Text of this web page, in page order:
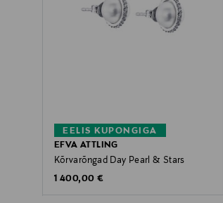
EELIS KUPONGIGA
EFVA ATTLING
Kõrvarõngad Day Pearl & Stars
Original Price
1 400,00 €